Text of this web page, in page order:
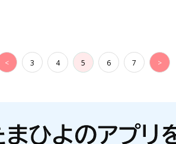
< 3 4 5 6 7 >